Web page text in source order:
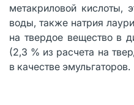
метакриловой кислоты,
воды, также натрия
на твердое вещество в
(2,3 % из расчета на
в качестве эмульгаторов.